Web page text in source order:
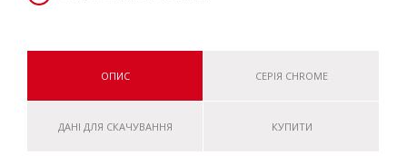
ОПИС СЕРІЯ CHROME
ДАНІ ДЛЯ СКАЧУВАННЯ КУПИТИ